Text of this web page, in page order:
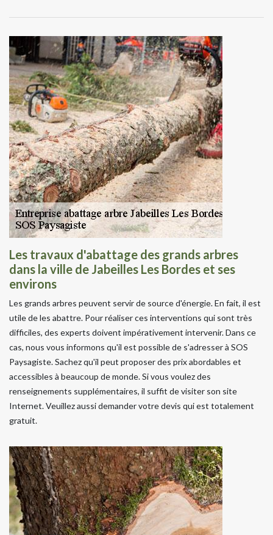
Les travaux d'abattage des grands arbres
dans la ville de Jabeilles Les Bordes et ses
environs
Les grands arbres peuvent servir de source d'énergie. En fait, il est
utile de les abattre. Pour réaliser ces interventions qui sont très
difficiles, des experts doivent impérativement intervenir. Dans ce
cas, nous vous informons qu'il est possible de s'adresser à SOS
Paysagiste. Sachez qu'il peut proposer des prix abordables et
accessibles à beaucoup de monde. Si vous voulez des
renseignements supplémentaires, il suffit de visiter son site
Internet. Veuillez aussi demander votre devis qui est totalement
gratuit.